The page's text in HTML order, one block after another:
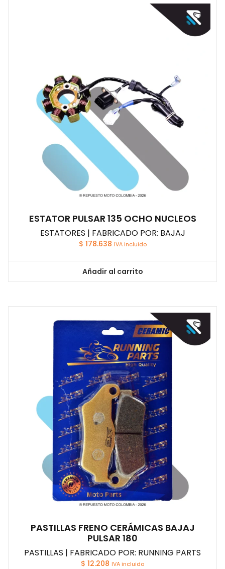
ESTATOR PULSAR 135 OCHO NUCLEOS
ESTATORES | FABRICADO POR: BAJAJ
$ 178.638 IVA incluido
Añadir al carrito
PASTILLAS FRENO CERÁMICAS BAJAJ
PULSAR 180
PASTILLAS | FABRICADO POR: RUNNING PARTS
$ 12.208 IVA incluido